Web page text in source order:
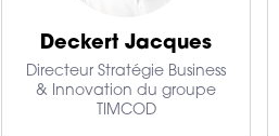
Deckert Jacques
Directeur Stratégie Business
& Innovation du groupe
TIMCOD